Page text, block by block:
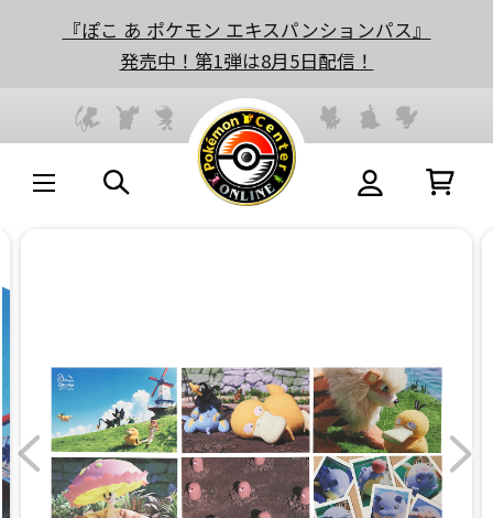
『ぽこ あ ポケモン エキスパンションパス』
発売中！第1弾は8月5日配信！